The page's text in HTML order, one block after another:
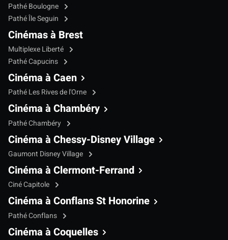
Pathé Boulogne
Pathé Île Seguin
Cinémas à Brest
Multiplexe Liberté
Pathé Capucins
Cinéma à Caen
Pathé Les Rives de l'Orne
Cinéma à Chambéry
Pathé Chambéry
Cinéma à Chessy-Disney Village
Gaumont Disney Village
Cinéma à Clermont-Ferrand
Ciné Capitole
Cinéma à Conflans St Honorine
Pathé Conflans
Cinéma à Coquelles